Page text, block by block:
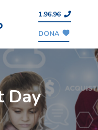
1.96.96
DONA
Day